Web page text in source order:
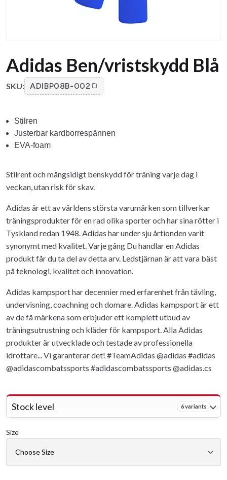
Adidas Ben/vristskydd Blå
SKU: ADIBP08B-002
Stilren
Justerbar kardborrespännen
EVA-foam
Stilrent och mångsidigt benskydd för träning varje dag i
veckan, utan risk för skav.
Adidas är ett av världens största varumärken som tillverkar
träningsprodukter för en rad olika sporter och har sina rötter i
Tyskland redan 1948. Adidas har under sju årtionden varit
synonymt med kvalitet. Varje gång Du handlar en Adidas
produkt får du ta del av detta arv. Ledstjärnan är att vara bäst
på teknologi, kvalitet och innovation.
Adidas kampsport har decennier med erfarenhet från tävling,
undervisning, coachning och domare. Adidas kampsport är ett
av de få märkena som erbjuder ett komplett utbud av
träningsutrustning och kläder för kampsport. Alla Adidas
produkter är utvecklade och testade av professionella
idrottare... Vi garanterar det! #TeamAdidas @adidas #adidas
@adidascombatssports #adidascombatssports @adidas.cs
Stock level 6 variants
Size